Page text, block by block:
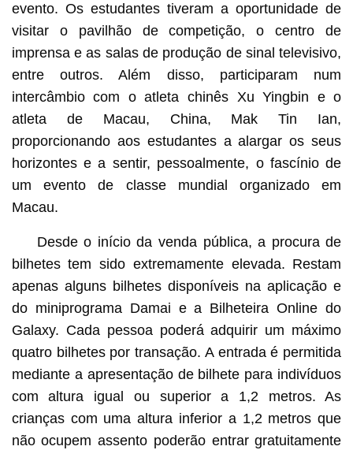
evento. Os estudantes tiveram a oportunidade de
visitar o pavilhão de competição, o centro de
imprensa e as salas de produção de sinal televisivo,
entre outros. Além disso, participaram num
intercâmbio com o atleta chinês Xu Yingbin e o
atleta de Macau, China, Mak Tin Ian,
proporcionando aos estudantes a alargar os seus
horizontes e a sentir, pessoalmente, o fascínio de
um evento de classe mundial organizado em
Macau.
Desde o início da venda pública, a procura de
bilhetes tem sido extremamente elevada. Restam
apenas alguns bilhetes disponíveis na aplicação e
do miniprograma Damai e a Bilheteira Online do
Galaxy. Cada pessoa poderá adquirir um máximo
quatro bilhetes por transação. A entrada é permitida
mediante a apresentação de bilhete para indivíduos
com altura igual ou superior a 1,2 metros. As
crianças com uma altura inferior a 1,2 metros que
não ocupem assento poderão entrar gratuitamente